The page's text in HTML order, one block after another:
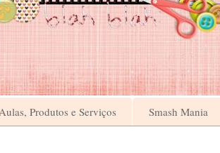
Aulas, Produtos e Serviços Smash Mania